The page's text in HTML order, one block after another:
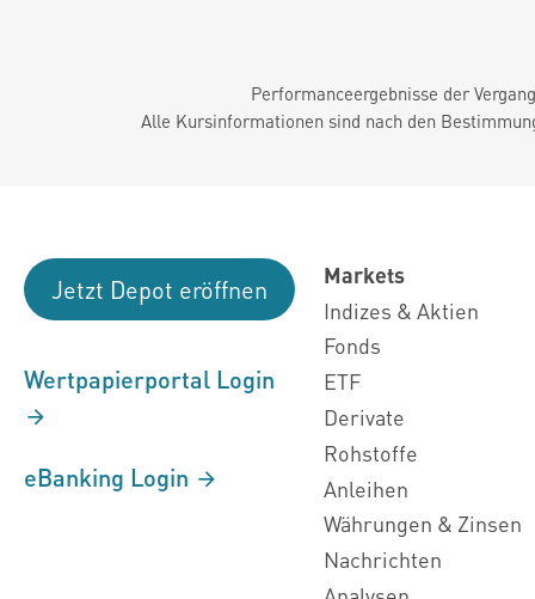
Performanceergebnisse der
Alle Kursinformationen sind nach den
Jetzt Depot eröffnen
Wertpapierportal Login
eBanking Login
Markets
Indizes & Aktien
Fonds
ETF
Derivate
Rohstoffe
Anleihen
Währungen & Zinsen
Nachrichten